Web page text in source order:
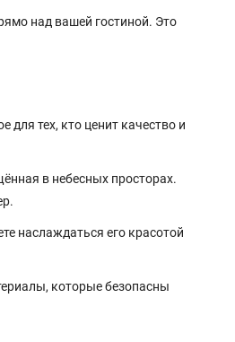
над вашей гостиной. Это
для тех, кто ценит качество и
в небесных просторах.
наслаждаться его красотой
которые безопасны